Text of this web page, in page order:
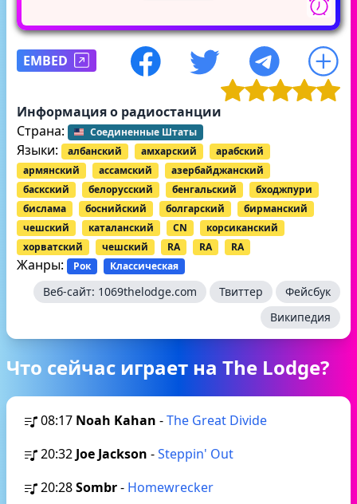
EMBED
Информация о радиостанции
Страна:
Соединенные Штаты
Языки: албанский амхарский
арабский
армянский
ассамский
азербайджанский
баскский
белорусский бенгальский
бходжпури
бислама
боснийский болгарский
бирманский
чешский
каталанский CN
корсиканский
хорватский
чешский RA RA RA
Жанры: Рок Классическая
Веб-сайт: 1069thelodge.com Твиттер
Фейсбук
Википедия
Что сейчас играет на The Lodge?
08:17 Noah Kahan -The Great Divide
20:32 Joe Jackson -Steppin' Out
20:28Sombr- Homewrecker